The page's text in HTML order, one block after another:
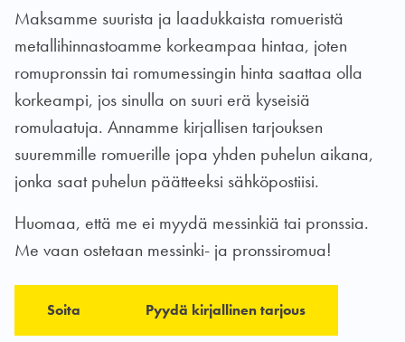
Maksamme suurista ja laadukkaista romueristä
metallihinnastoamme korkeampaa hintaa, joten
romupronssin tai romumessingin hinta saattaa olla
korkeampi, jos sinulla on suuri erä kyseisiä
romulaatuja. Annamme kirjallisen tarjouksen
suuremmille romuerille jopa yhden puhelun aikana,
jonka saat puhelun päätteeksi sähköpostiisi.
Huomaa, että me ei myydä messinkiä tai pronssia.
Me vaan ostetaan messinki- ja pronssiromua!
Soita Pyydä kirjallinen tarjous